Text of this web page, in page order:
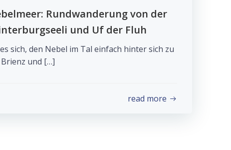
Rundwanderung von der
und Uf der Fluh
sich, den Nebel im Tal einfach hinter sich zu
und […]
read more